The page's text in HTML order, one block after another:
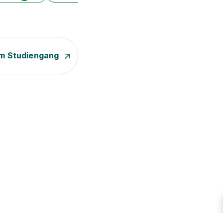
Studiengang